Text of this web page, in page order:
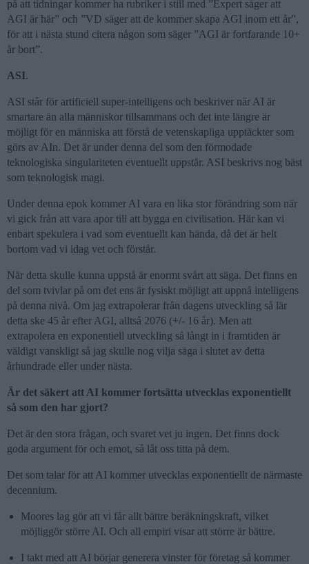
på att tidningar kommer ha rubriker i still med ”Expert säger att
AGI är här” och ”VD säger att de kommer skapa AGI inom ett år”,
för att i nästa stund citera någon som säger ”AGI är fortfarande 10+
år bort”.
ASI.
ASI står för artificiell super-intelligens och beskriver när AI är
smartare än alla människor tillsammans och det inte längre är
möjligt för en människa att förstå de vetenskapliga upptäckter som
görs av AIn. Det är under denna del som den förmodade
teknologiska singulariteten eventuellt uppstår. ASI beskrivs nog bäst
som teknologisk magi.
Under denna epok kommer AI vara en lika stor förändring som när
vi gick från att vara apor till att bygga en civilisation. Här kan vi
enbart spekulera i vad som eventuellt kan hända, då det är helt
bortom vad vi idag vet och förstår.
När detta skulle kunna uppstå är enormt svårt att säga. Det finns en
del som tvivlar på om det ens är fysiskt möjligt att uppnå intelligens
på denna nivå. Om jag extrapolerar från dagens utveckling så lär
detta ske 45 år efter AGI, alltså 2076 (+/- 16 år). Men att
extrapolera en exponentiell utveckling så långt in i framtiden är
väldigt vanskligt så jag skulle nog vilja säga i slutet av detta
århundrade eller under nästa.
Är det säkert att AI kommer fortsätta utvecklas exponentiellt
så som den har gjort?
Det är den stora frågan, och svaret vet ju ingen. Det finns dock
goda argument för och emot, så låt oss titta på dem.
Det som talar för att AI kommer utvecklas exponentiellt de närmaste
decennium.
Moores lag gör att vi får allt bättre beräkningskraft, vilket
möjliggör större AI. Och all empiri visar att större är bättre.
I takt med att AI börjar generera vinster för företag så kommer